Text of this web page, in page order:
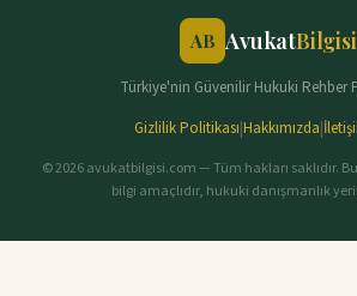
AB AvukatBilgisi
Türkiye'nin Güvenilir Hukuki Rehber
Gizlilik Politikası|Hakkımızda|
© 2026 avukatbilgisi.com — Tüm hakları saklıdır.
bilgi amaçlıdır, hukuki danışmanlık